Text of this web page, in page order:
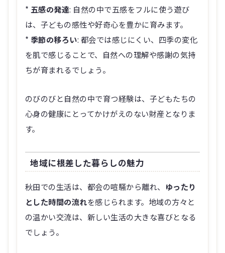
* 五感の発達: 自然の中で五感をフルに使う遊び
は、子どもの感性や好奇心を豊かに育みます。
* 季節の移ろい: 都会では感じにくい、四季の変化
を肌で感じることで、自然への理解や感謝の気持
ちが育まれるでしょう。
のびのびと自然の中で育つ経験は、子どもたちの
心身の健康にとってかけがえのない財産となりま
す。
地域に根差した暮らしの魅力
秋田での生活は、都会の喧騒から離れ、
ゆったり
とした時間の流れを感じられます。地域の方々と
の温かい交流は、新しい生活の大きな喜びとなる
でしょう。